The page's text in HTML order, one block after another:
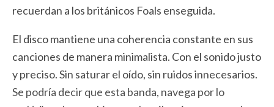
recuerdan a los británicos Foals enseguida.
El disco mantiene una coherencia constante en sus
canciones de manera minimalista. Con el sonido justo
y preciso. Sin saturar el oído, sin ruidos innecesarios.
Se podría decir que esta banda, navega por lo